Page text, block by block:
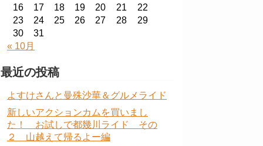
16
17 18 19 20 21
22
23
24 25 26 27 28
29
30
31
« 10月
最近の投稿
よすけさんと曼殊沙華＆グルメライド
新しいアクションカムを買いまし
た！ お試しで都幾川ライド その
２ 山越えて帰るよー編